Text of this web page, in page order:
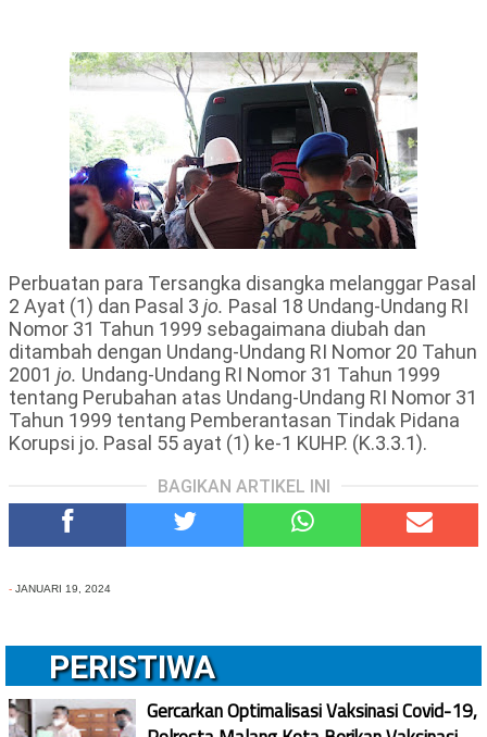
Perbuatan para Tersangka disangka melanggar Pasal
2 Ayat (1) dan Pasal 3 jo. Pasal 18 Undang-Undang RI
Nomor 31 Tahun 1999 sebagaimana diubah dan
ditambah dengan Undang-Undang RI Nomor 20 Tahun
2001 jo. Undang-Undang RI Nomor 31 Tahun 1999
tentang Perubahan atas Undang-Undang RI Nomor 31
Tahun 1999 tentang Pemberantasan Tindak Pidana
Korupsi jo. Pasal 55 ayat (1) ke-1 KUHP. (K.3.3.1).
BAGIKAN ARTIKEL INI
- JANUARI 19, 2024
PERISTIWA
Gercarkan Optimalisasi Vaksinasi Covid-19,
Polresta Malang Kota Berikan Vaksinasi